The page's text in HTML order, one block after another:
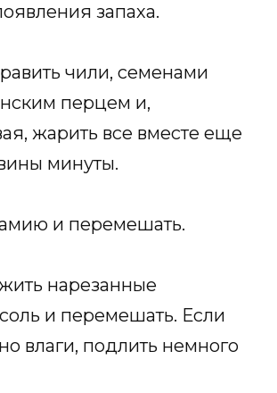
запаха.
чили, семенами
перцем и,
жарить все вместе еще
минуты.
и перемешать.
нарезанные
и перемешать. Если
влаги, подлить немного